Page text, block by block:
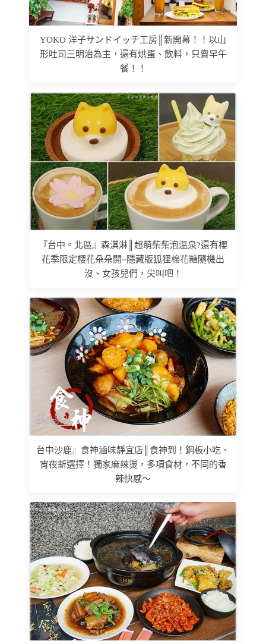
YOKO 洋子サンドイッチ工房║新開幕！！以山
形吐司三明治為主，還有烘蛋、飲料，只賣早午
餐！！
『台中。北區』森淇淋║超萌柴柴泡溫泉?還有櫻
花季限定櫻花朵朵開~隱藏版狐狸棉花糖隨機出
沒、女孩兒們，尖叫吧！
台中沙鹿』食神滷味靜宜店║食神到！銅板小吃、
宵夜新選擇！獨家麻辣燙，多項食材，不同的香
辣快感～